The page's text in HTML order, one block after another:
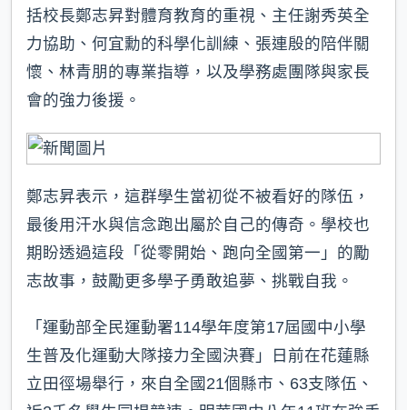
括校長鄭志昇對體育教育的重視、主任謝秀英全
力協助、何宜勳的科學化訓練、張連殷的陪伴關
懷、林青朋的專業指導，以及學務處團隊與家長
會的強力後援。
鄭志昇表示，這群學生當初從不被看好的隊伍，
最後用汗水與信念跑出屬於自己的傳奇。學校也
期盼透過這段「從零開始、跑向全國第一」的勵
志故事，鼓勵更多學子勇敢追夢、挑戰自我。
「運動部全民運動署114學年度第17屆國中小學
生普及化運動大隊接力全國決賽」日前在花蓮縣
立田徑場舉行，來自全國21個縣市、63支隊伍、